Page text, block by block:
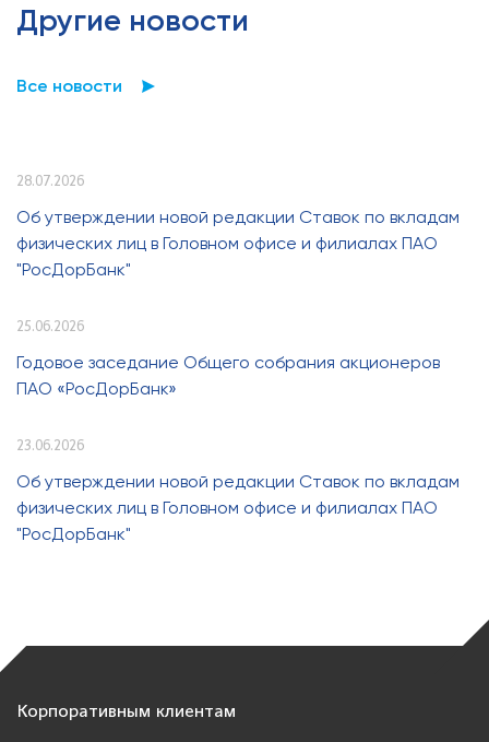
Другие новости
Все новости
28.07.2026
Об утверждении новой редакции Ставок по вкладам
физических лиц в Головном офисе и филиалах ПАО
"РосДорБанк"
25.06.2026
Годовое заседание Общего собрания акционеров
ПАО «РосДорБанк»
23.06.2026
Об утверждении новой редакции Ставок по вкладам
физических лиц в Головном офисе и филиалах ПАО
"РосДорБанк"
Корпоративным клиентам